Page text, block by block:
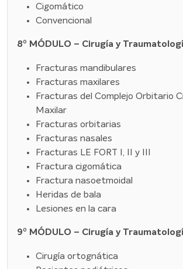
Cigomático
Convencional
8º MÓDULO – Cirugía y
Fracturas mandibulares
Fracturas maxilares
Fracturas del Complejo Orbitario
Maxilar
Fracturas orbitarias
Fracturas nasales
Fracturas LE FORT I, II y III
Fractura cigomática
Fractura nasoetmoidal
Heridas de bala
Lesiones en la cara
9º MÓDULO – Cirugía y
Cirugía ortognática